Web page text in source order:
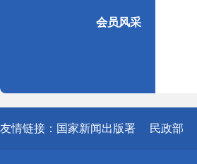
会员风采
友情链接： 国家新闻出版署 民政部